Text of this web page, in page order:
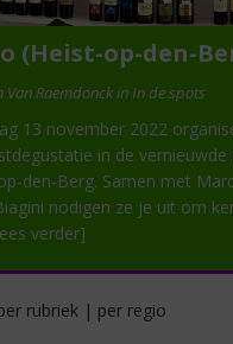
(Heist-op-den-
Van Raemdonck in In de spots
13 november 2022
in de vernieuwde
den-Berg. Samen met
nodigen ze je uit om
verder]
rubriek | per regio